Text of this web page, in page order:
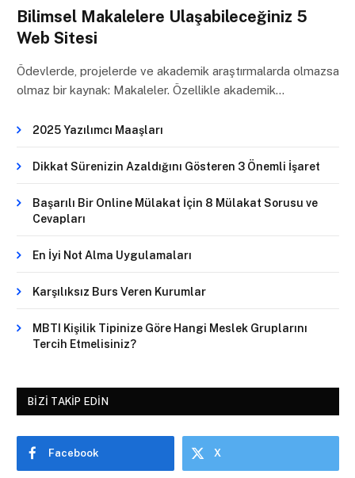
Bilimsel Makalelere Ulaşabileceğiniz 5
Web Sitesi
Ödevlerde, projelerde ve akademik araştırmalarda olmazsa
olmaz bir kaynak: Makaleler. Özellikle akademik…
2025 Yazılımcı Maaşları
Dikkat Sürenizin Azaldığını Gösteren 3 Önemli İşaret
Başarılı Bir Online Mülakat İçin 8 Mülakat Sorusu ve
Cevapları
En İyi Not Alma Uygulamaları
Karşılıksız Burs Veren Kurumlar
MBTI Kişilik Tipinize Göre Hangi Meslek Gruplarını
Tercih Etmelisiniz?
BIZI TAKIP EDIN
Facebook X